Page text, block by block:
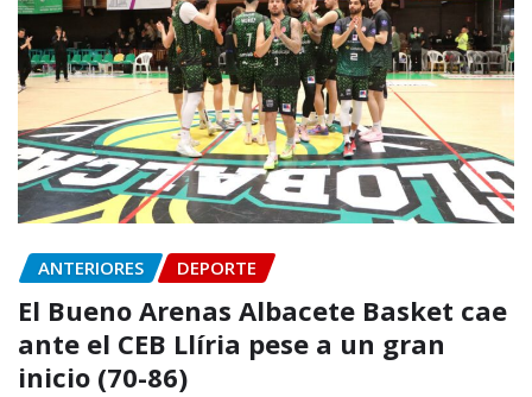
ANTERIORES DEPORTE
El Bueno Arenas Albacete Basket cae
ante el CEB Llíria pese a un gran
inicio (70-86)